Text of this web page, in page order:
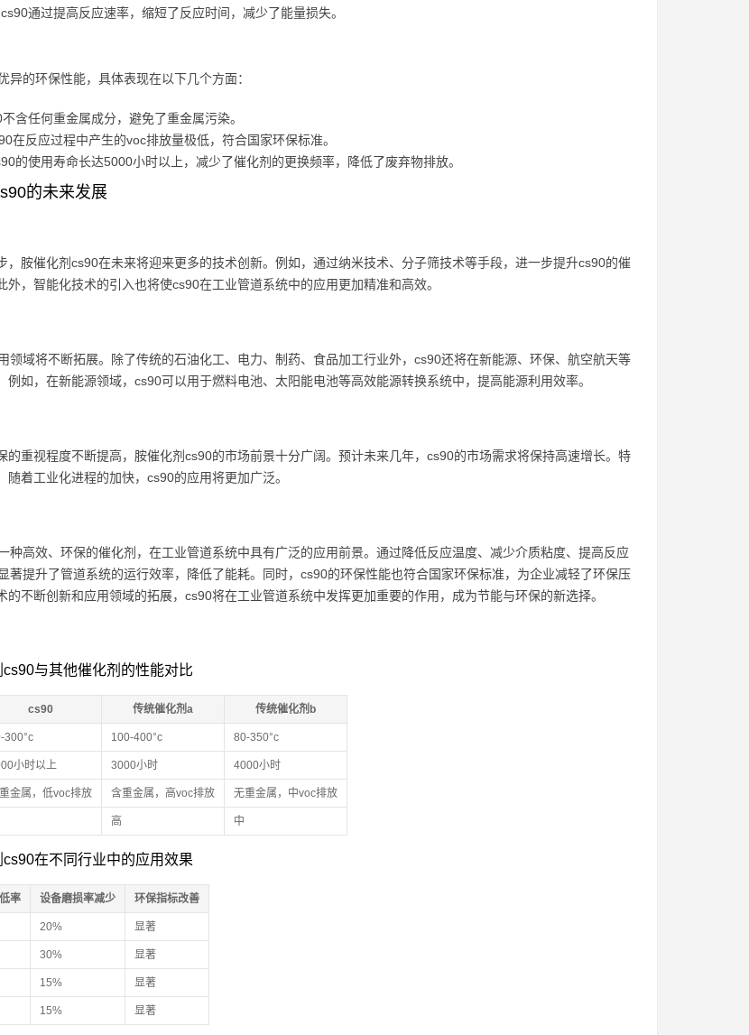
cs90通过提高反应速率，缩短了反应时间，减少了能量损失。
异的环保性能，具体表现在以下几个方面：
含任何重金属成分，避免了重金属污染。
在反应过程中产生的voc排放量极低，符合国家环保标准。
的使用寿命长达5000小时以上，减少了催化剂的更换频率，降低了废弃物排放。
的未来发展
，胺催化剂cs90在未来将迎来更多的技术创新。例如，通过纳米技术、分子筛技术等手段，进一步提升cs90的催
外，智能化技术的引入也将使cs90在工业管道系统中的应用更加精准和高效。
领域将不断拓展。除了传统的石油化工、电力、制药、食品加工行业外，cs90还将在新能源、环保、航空航天等
例如，在新能源领域，cs90可以用于燃料电池、太阳能电池等高效能源转换系统中，提高能源利用效率。
的重视程度不断提高，胺催化剂cs90的市场前景十分广阔。预计未来几年，cs90的市场需求将保持高速增长。特
随着工业化进程的加快，cs90的应用将更加广泛。
种高效、环保的催化剂，在工业管道系统中具有广泛的应用前景。通过降低反应温度、减少介质粘度、提高反应
著提升了管道系统的运行效率，降低了能耗。同时，cs90的环保性能也符合国家环保标准，为企业减轻了环保压
的不断创新和应用领域的拓展，cs90将在工业管道系统中发挥更加重要的作用，成为节能与环保的新选择。
cs90与其他催化剂的性能对比
cs90 传统催化剂a 传统催化剂b
300°c 100-400°c 80-350°c
小时以上 3000小时 4000小时
金属，低voc排放 含重金属，高voc排放 无重金属，中voc排放
高 中
cs90在不同行业中的应用效果
率 设备磨损率减少 环保指标改善
20% 显著
30% 显著
15% 显著
15% 显著